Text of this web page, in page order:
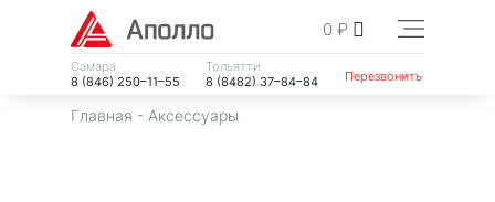
Самара
8 (846) 250–11–55
Тольятти
8 (8482) 37–84–84
0 ₽
Перезвонить
Главная - Аксессуары